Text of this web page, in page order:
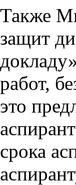
Также
защит
работ,
это
срока